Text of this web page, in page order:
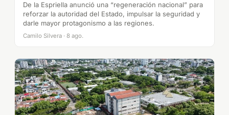
De la Espriella anunció una “regeneración nacional” para
reforzar la autoridad del Estado, impulsar la seguridad y
darle mayor protagonismo a las regiones.
Camilo Silvera · 8 ago.